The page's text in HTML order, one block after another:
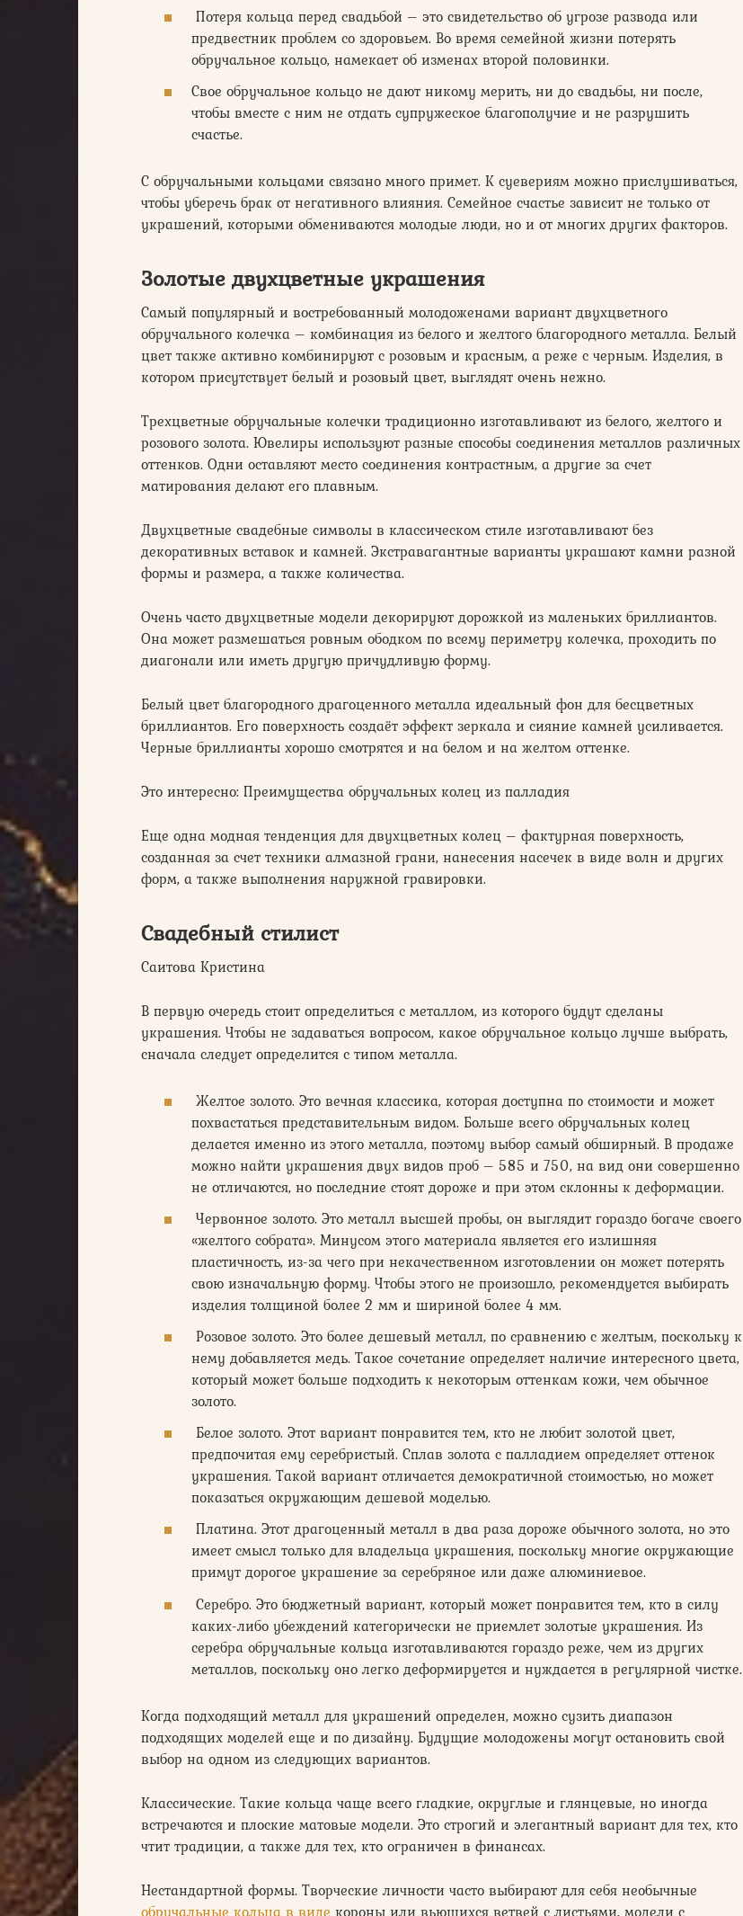
Потеря кольца перед свадьбой – это свидетельство об угрозе развода или
предвестник проблем со здоровьем. Во время семейной жизни потерять
обручальное кольцо, намекает об изменах второй половинки.
Свое обручальное кольцо не дают никому мерить, ни до свадьбы, ни после,
чтобы вместе с ним не отдать супружеское благополучие и не разрушить
счастье.
С обручальными кольцами связано много примет. К суевериям можно прислушиваться,
чтобы уберечь брак от негативного влияния. Семейное счастье зависит не только от
украшений, которыми обмениваются молодые люди, но и от многих других факторов.
Золотые двухцветные украшения
Самый популярный и востребованный молодоженами вариант двухцветного
обручального колечка – комбинация из белого и желтого благородного металла. Белый
цвет также активно комбинируют с розовым и красным, а реже с черным. Изделия, в
котором присутствует белый и розовый цвет, выглядят очень нежно.
Трехцветные обручальные колечки традиционно изготавливают из белого, желтого и
розового золота. Ювелиры используют разные способы соединения металлов различных
оттенков. Одни оставляют место соединения контрастным, а другие за счет
матирования делают его плавным.
Двухцветные свадебные символы в классическом стиле изготавливают без
декоративных вставок и камней. Экстравагантные варианты украшают камни разной
формы и размера, а также количества.
Очень часто двухцветные модели декорируют дорожкой из маленьких бриллиантов.
Она может размешаться ровным ободком по всему периметру колечка, проходить по
диагонали или иметь другую причудливую форму.
Белый цвет благородного драгоценного металла идеальный фон для бесцветных
бриллиантов. Его поверхность создаёт эффект зеркала и сияние камней усиливается.
Черные бриллианты хорошо смотрятся и на белом и на желтом оттенке.
Это интересно: Преимущества обручальных колец из палладия
Еще одна модная тенденция для двухцветных колец – фактурная поверхность,
созданная за счет техники алмазной грани, нанесения насечек в виде волн и других
форм, а также выполнения наружной гравировки.
Свадебный стилист
Саитова Кристина
В первую очередь стоит определиться с металлом, из которого будут сделаны
украшения. Чтобы не задаваться вопросом, какое обручальное кольцо лучше выбрать,
сначала следует определится с типом металла.
Желтое золото. Это вечная классика, которая доступна по стоимости и может
похвастаться представительным видом. Больше всего обручальных колец
делается именно из этого металла, поэтому выбор самый обширный. В продаже
можно найти украшения двух видов проб – 585 и 750, на вид они совершенно
не отличаются, но последние стоят дороже и при этом склонны к деформации.
Червонное золото. Это металл высшей пробы, он выглядит гораздо богаче своего
«желтого собрата». Минусом этого материала является его излишняя
пластичность, из-за чего при некачественном изготовлении он может потерять
свою изначальную форму. Чтобы этого не произошло, рекомендуется выбирать
изделия толщиной более 2 мм и шириной более 4 мм.
Розовое золото. Это более дешевый металл, по сравнению с желтым, поскольку к
нему добавляется медь. Такое сочетание определяет наличие интересного цвета,
который может больше подходить к некоторым оттенкам кожи, чем обычное
золото.
Белое золото. Этот вариант понравится тем, кто не любит золотой цвет,
предпочитая ему серебристый. Сплав золота с палладием определяет оттенок
украшения. Такой вариант отличается демократичной стоимостью, но может
показаться окружающим дешевой моделью.
Платина. Этот драгоценный металл в два раза дороже обычного золота, но это
имеет смысл только для владельца украшения, поскольку многие окружающие
примут дорогое украшение за серебряное или даже алюминиевое.
Серебро. Это бюджетный вариант, который может понравится тем, кто в силу
каких-либо убеждений категорически не приемлет золотые украшения. Из
серебра обручальные кольца изготавливаются гораздо реже, чем из других
металлов, поскольку оно легко деформируется и нуждается в регулярной чистке.
Когда подходящий металл для украшений определен, можно сузить диапазон
подходящих моделей еще и по дизайну. Будущие молодожены могут остановить свой
выбор на одном из следующих вариантов.
Классические. Такие кольца чаще всего гладкие, округлые и глянцевые, но иногда
встречаются и плоские матовые модели. Это строгий и элегантный вариант для тех, кто
чтит традиции, а также для тех, кто ограничен в финансах.
Нестандартной формы. Творческие личности часто выбирают для себя необычные